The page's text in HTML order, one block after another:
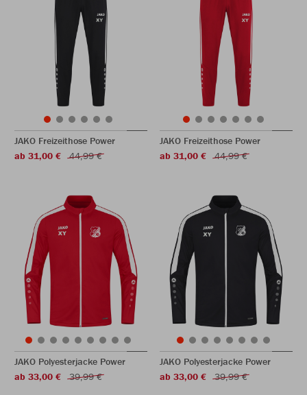
JAKO Freizeithose Power
ab 31,00 €
44,99 €
JAKO Freizeithose Power
ab 31,00 €
44,99 €
JAKO Polyesterjacke Power
ab 33,00 €
39,99 €
JAKO Polyesterjacke Power
ab 33,00 €
39,99 €